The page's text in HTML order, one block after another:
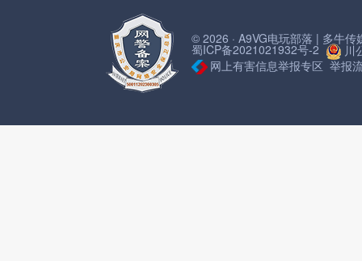
© 2026 · A9VG电玩部落 | 多牛传
蜀ICP备2021021932号-2
川
网上有害信息举报专区 举报